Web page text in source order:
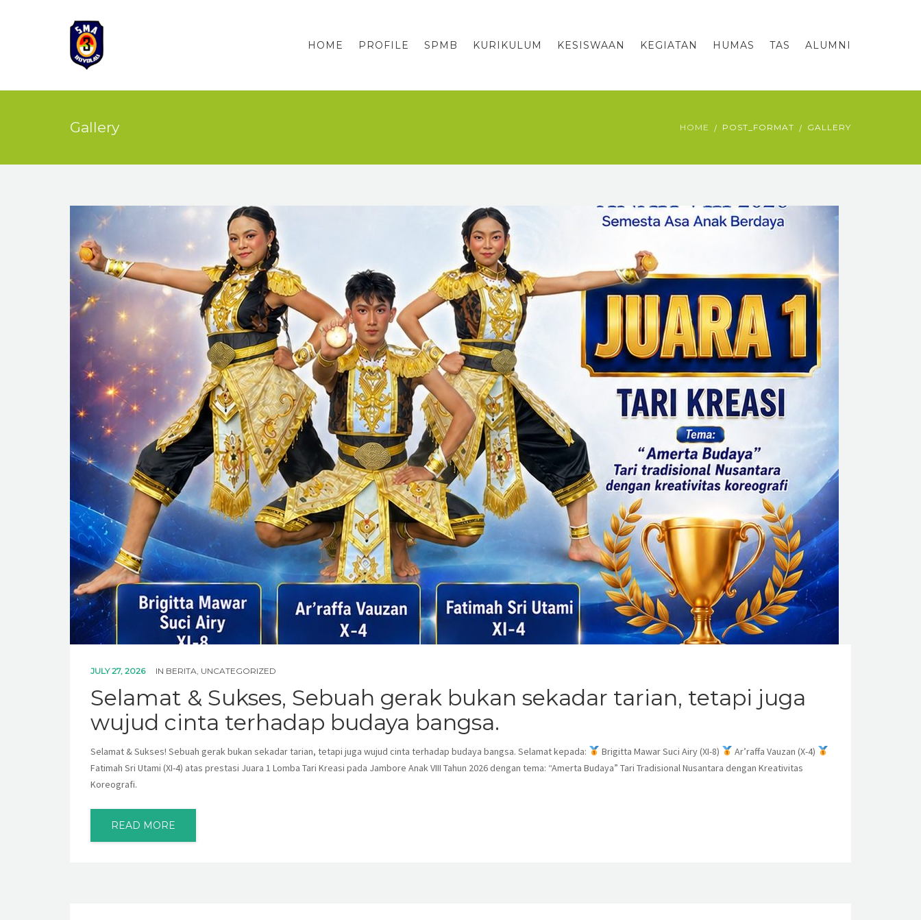
HOME PROFILE SPMB KURIKULUM KESISWAAN KEGIATAN HUMAS TAS ALUMNI
Gallery HOME POST_FORMAT GALLERY
JULY 27, 2026 IN BERITA, UNCATEGORIZED
Selamat & Sukses, Sebuah gerak bukan sekadar tarian, tetapi juga
wujud cinta terhadap budaya bangsa.
Selamat & Sukses! Sebuah gerak bukan sekadar tarian, tetapi juga wujud cinta terhadap budaya bangsa. Selamat kepada: Brigitta Mawar Suci Airy (XI-8)
Ar’raffa Vauzan (X-4)
Fatimah Sri Utami (XI-4) atas prestasi Juara 1 Lomba Tari Kreasi pada Jambore Anak VIII Tahun 2026 dengan tema: “Amerta Budaya” Tari Tradisional Nusantara dengan Kreativitas
Koreografi.
READ MORE